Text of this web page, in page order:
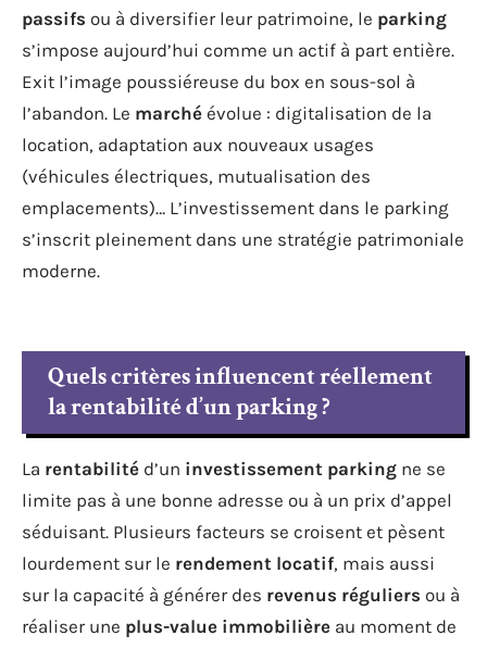
passifs ou à diversifier leur patrimoine, le parking
s’impose aujourd’hui comme un actif à part entière.
Exit l’image poussiéreuse du box en sous-sol à
l’abandon. Le marché évolue : digitalisation de la
location, adaptation aux nouveaux usages
(véhicules électriques, mutualisation des
emplacements)… L’investissement dans le parking
s’inscrit pleinement dans une stratégie patrimoniale
moderne.
Quels critères influencent réellement
la rentabilité d’un parking ?
La rentabilité d’un investissement parking ne se
limite pas à une bonne adresse ou à un prix d’appel
séduisant. Plusieurs facteurs se croisent et pèsent
lourdement sur le rendement locatif, mais aussi
sur la capacité à générer des revenus réguliers ou à
réaliser une plus-value immobilière au moment de